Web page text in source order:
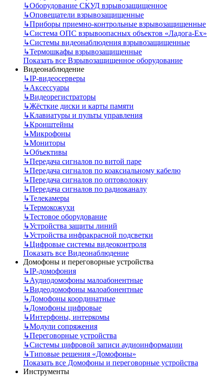
↳Оборудование СКУД взрывозащищенное
↳Оповещатели взрывозащищенные
↳Приборы приемно-контрольные взрывозащищенные
↳Система ОПС взрывоопасных объектов «Ладога-Ex»
↳Системы видеонаблюдения взрывозащищенные
↳Термошкафы взрывозащищенные
Показать все Взрывозащищенное оборудование
Видеонаблюдение
↳IP-видеосерверы
↳Аксессуары
↳Видеорегистраторы
↳Жёсткие диски и карты памяти
↳Клавиатуры и пульты управления
↳Кронштейны
↳Микрофоны
↳Мониторы
↳Объективы
↳Передача сигналов по витой паре
↳Передача сигналов по коаксиальному кабелю
↳Передача сигналов по оптоволокну
↳Передача сигналов по радиоканалу
↳Телекамеры
↳Термокожухи
↳Тестовое оборудование
↳Устройства защиты линий
↳Устройства инфракрасной подсветки
↳Цифровые системы видеоконтроля
Показать все Видеонаблюдение
Домофоны и переговорные устройства
↳IP-домофония
↳Аудиодомофоны малоабонентные
↳Видеодомофоны малоабонентные
↳Домофоны координатные
↳Домофоны цифровые
↳Интерфоны, интеркомы
↳Модули сопряжения
↳Переговорные устройства
↳Системы цифровой записи аудиоинформации
↳Типовые решения «Домофоны»
Показать все Домофоны и переговорные устройства
Инструменты